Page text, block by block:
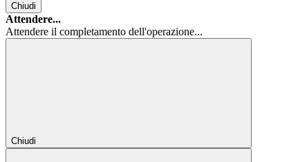
Chiudi
Attendere...
Attendere il completamento dell'operazione...
Chiudi